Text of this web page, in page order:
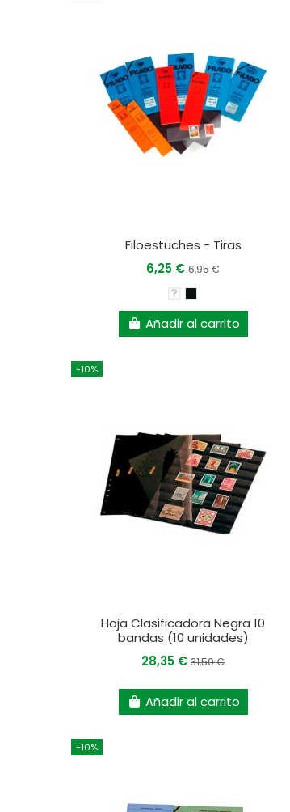
Filoestuches - Tiras
6,25 €6,95 €
Añadir al carrito
-10%
Hoja Clasificadora Negra 10
bandas (10 unidades)
28,35 €31,50 €
Añadir al carrito
-10%